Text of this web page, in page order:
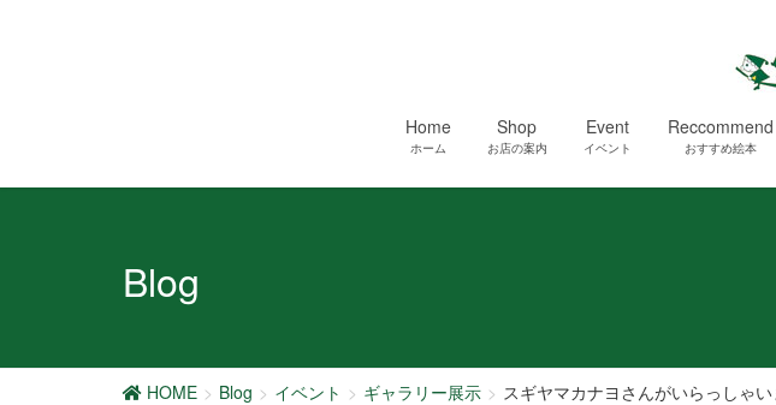
Home
ホーム
Shop
お店の案内
Event
イベント
Reccommend
おすすめ絵本
Blog
HOME Blog イベント ギャラリー展示 スギヤマカナヨさんがいらっしゃ